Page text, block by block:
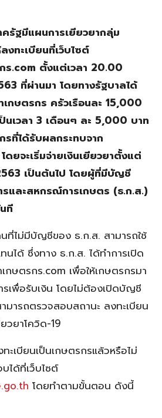
ครัฐมีแผนการเยียวยากลุ่ม
งทะเบียนที่เว็บไซต์
ร.com ตั้งแต่เวลา 20.00
ที่ผ่านมา โดยทางรัฐบาลได้
เกษตรกร ครัวเรือนละ 15,000
นเวลา 3 เดือนๆ ละ 5,000 บาท
รที่ได้รับผลกระทบจาก
ยจะเริ่มจ่ายเงินเยียวยาตั้งแต่
เป็นต้นไป โดยผู้ที่มีบัญชี
รและสหกรณ์การเกษตร (ธ.ก.ส.)
ที
ที่ไม่มีบัญชีของ ธ.ก.ส. สามารถใช้
ได้ ซึ่งทาง ธ.ก.ส. ได้ทำการเปิด
กษตรกร.com เพื่อให้เกษตรกรมา
เพื่อรับเงิน โดยไม่ต้องเปิดบัญชี
มารถตรวจสอบสถานะ ลงทะเบียน
วยาโควิด-19
ะเบียนเป็นเกษตรกรแล้วหรือไม่
ได้ที่เว็บไซต์
โดยทำตามขั้นตอน ดังนี้